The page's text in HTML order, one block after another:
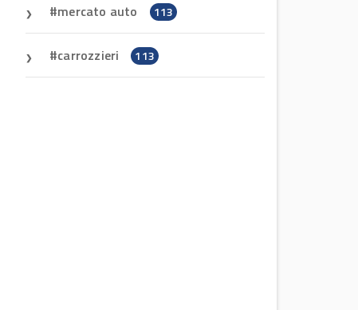
mercato auto 113
carrozzieri 113